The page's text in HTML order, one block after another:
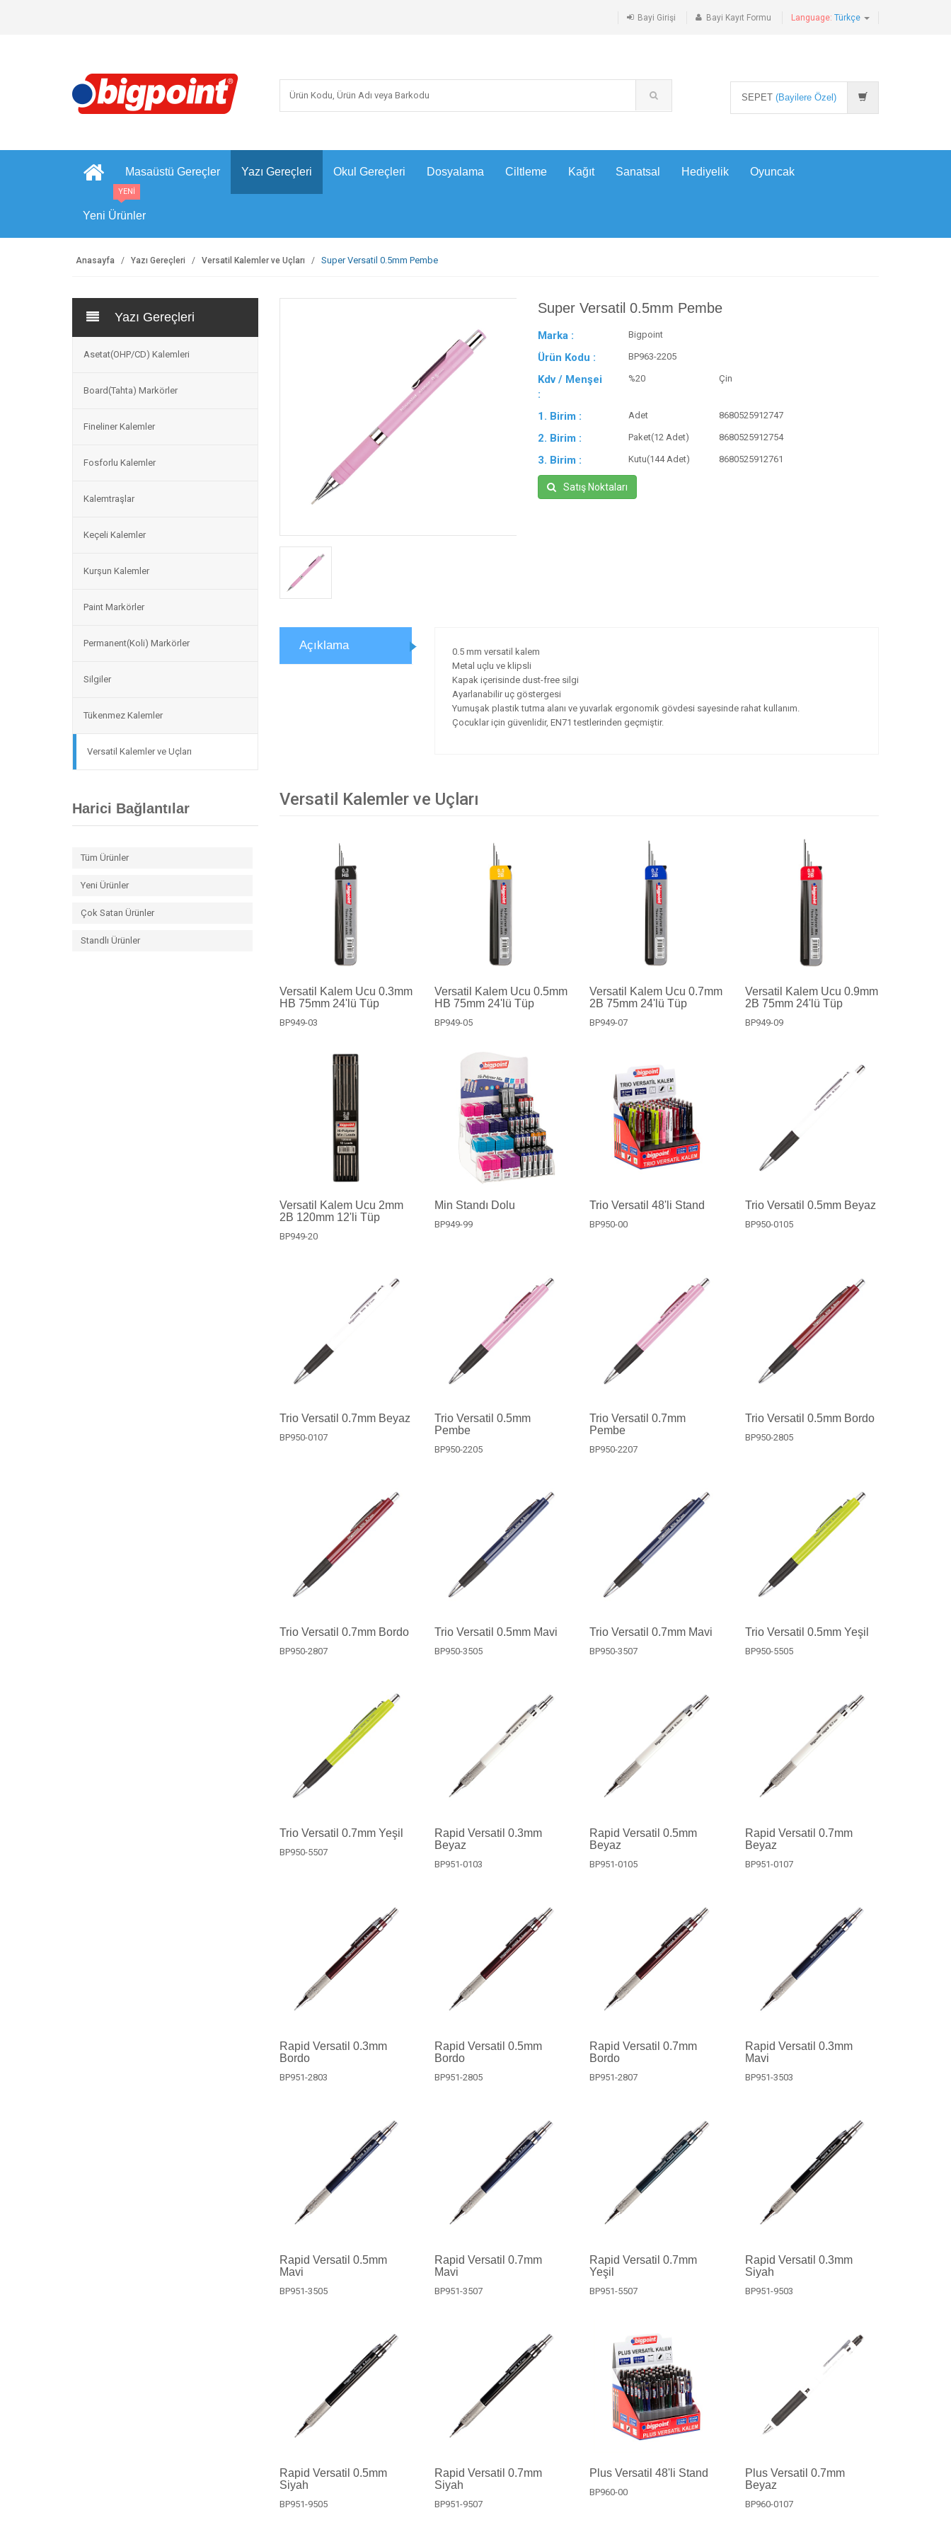
Bayi Girişi Bayi Kayıt Formu Language: Türkçe
SEPET (Bayilere Özel)
Masaüstü Gereçler Yazı Gereçleri Okul Gereçleri Dosyalama Ciltleme Kağıt Sanatsal Hediyelik Oyuncak
Yeni Ürünler
YENİ
Anasayfa Yazı Gereçleri Versatil Kalemler ve Uçları Super Versatil 0.5mm Pembe
Yazı Gereçleri
Asetat(OHP/CD) Kalemleri
Board(Tahta) Markörler
Fineliner Kalemler
Fosforlu Kalemler
Kalemtraşlar
Keçeli Kalemler
Kurşun Kalemler
Paint Markörler
Permanent(Koli) Markörler
Silgiler
Tükenmez Kalemler
Versatil Kalemler ve Uçları
Harici Bağlantılar
Tüm Ürünler
Yeni Ürünler
Çok Satan Ürünler
Standlı Ürünler
Super Versatil 0.5mm Pembe
Marka : Bigpoint
Ürün Kodu : BP963-2205
Kdv / Menşei
:
%20 Çin
1. Birim : Adet 8680525912747
2. Birim : Paket(12 Adet) 8680525912754
3. Birim : Kutu(144 Adet) 8680525912761
Satış Noktaları
Açıklama
0.5 mm versatil kalem
Metal uçlu ve klipsli
Kapak içerisinde dust-free silgi
Ayarlanabilir uç göstergesi
Yumuşak plastik tutma alanı ve yuvarlak ergonomik gövdesi sayesinde rahat kullanım.
Çocuklar için güvenlidir, EN71 testlerinden geçmiştir.
Versatil Kalemler ve Uçları
Versatil Kalem Ucu 0.3mm
HB 75mm 24'lü Tüp
BP949-03
Versatil Kalem Ucu 0.5mm
HB 75mm 24'lü Tüp
BP949-05
Versatil Kalem Ucu 0.7mm
2B 75mm 24'lü Tüp
BP949-07
Versatil Kalem Ucu 0.9mm
2B 75mm 24'lü Tüp
BP949-09
Versatil Kalem Ucu 2mm
2B 120mm 12'li Tüp
BP949-20
Min Standı Dolu
BP949-99
Trio Versatil 48'li Stand
BP950-00
Trio Versatil 0.5mm Beyaz
BP950-0105
Trio Versatil 0.7mm Beyaz
BP950-0107
Trio Versatil 0.5mm
Pembe
BP950-2205
Trio Versatil 0.7mm
Pembe
BP950-2207
Trio Versatil 0.5mm Bordo
BP950-2805
Trio Versatil 0.7mm Bordo
BP950-2807
Trio Versatil 0.5mm Mavi
BP950-3505
Trio Versatil 0.7mm Mavi
BP950-3507
Trio Versatil 0.5mm Yeşil
BP950-5505
Trio Versatil 0.7mm Yeşil
BP950-5507
Rapid Versatil 0.3mm
Beyaz
BP951-0103
Rapid Versatil 0.5mm
Beyaz
BP951-0105
Rapid Versatil 0.7mm
Beyaz
BP951-0107
Rapid Versatil 0.3mm
Bordo
BP951-2803
Rapid Versatil 0.5mm
Bordo
BP951-2805
Rapid Versatil 0.7mm
Bordo
BP951-2807
Rapid Versatil 0.3mm
Mavi
BP951-3503
Rapid Versatil 0.5mm
Mavi
BP951-3505
Rapid Versatil 0.7mm
Mavi
BP951-3507
Rapid Versatil 0.7mm
Yeşil
BP951-5507
Rapid Versatil 0.3mm
Siyah
BP951-9503
Rapid Versatil 0.5mm
Siyah
BP951-9505
Rapid Versatil 0.7mm
Siyah
BP951-9507
Plus Versatil 48'li Stand
BP960-00
Plus Versatil 0.7mm
Beyaz
BP960-0107